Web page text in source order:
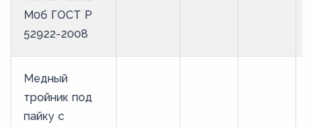
М0б ГОСТ Р
52922-2008
Медный
тройник под
пайку с